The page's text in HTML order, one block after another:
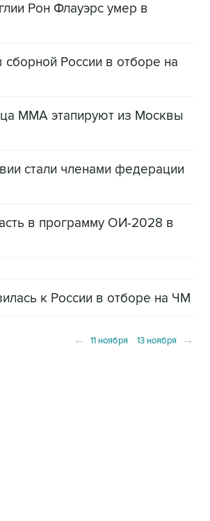
Рон Флауэрс умер в
сборной России в отборе на
ММА этапируют из Москвы
стали членами федерации
в программу ОИ-2028 в
к России в отборе на ЧМ
← 11 ноября 13 ноября →